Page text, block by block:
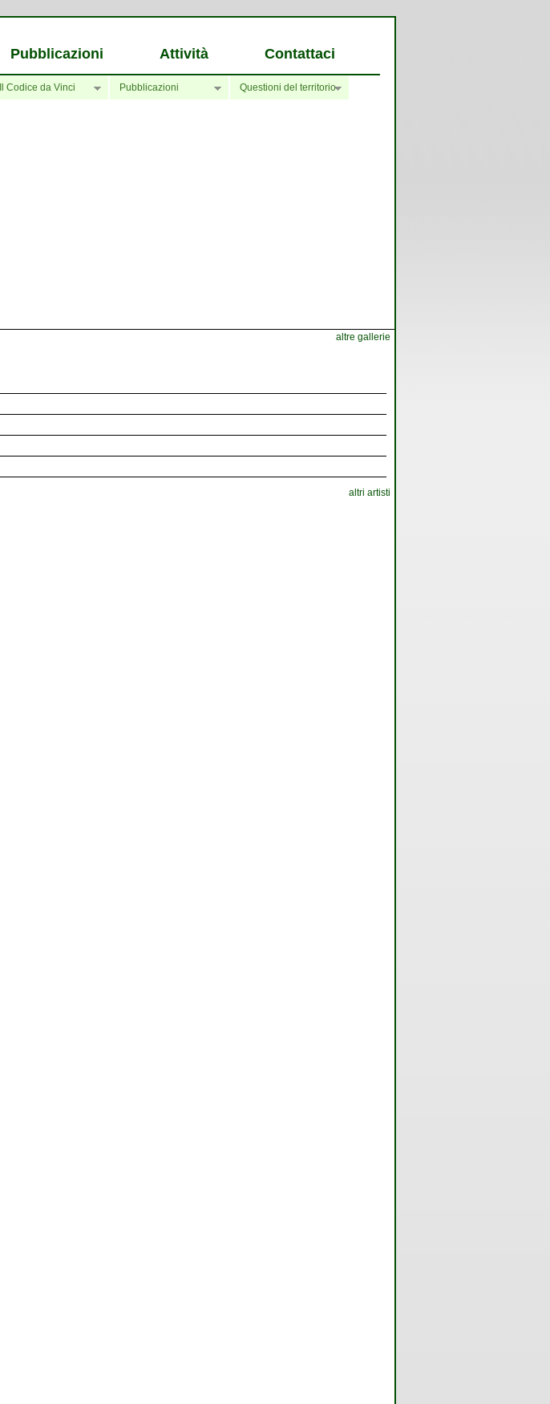
Pubblicazioni Attività Contattaci
Il Codice da Vinci Pubblicazioni Questioni del territorio
altre gallerie
altri artisti